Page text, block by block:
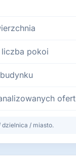
liczba pokoi
ofert
dzielnica / miasto.